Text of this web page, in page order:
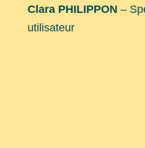
Clara PHILIPPON –
utilisateur